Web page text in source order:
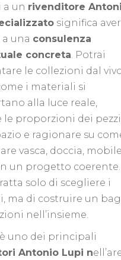
a un rivenditore
significa
a una consulenza
concreta. Potrai
le collezioni dal
i materiali si
alla luce reale,
le proporzioni dei pezzi
e ragionare su
vasca, doccia,
un progetto coerente.
solo di scegliere i
ma di costruire un
nell’insieme.
è uno dei principali
Antonio Lupi n